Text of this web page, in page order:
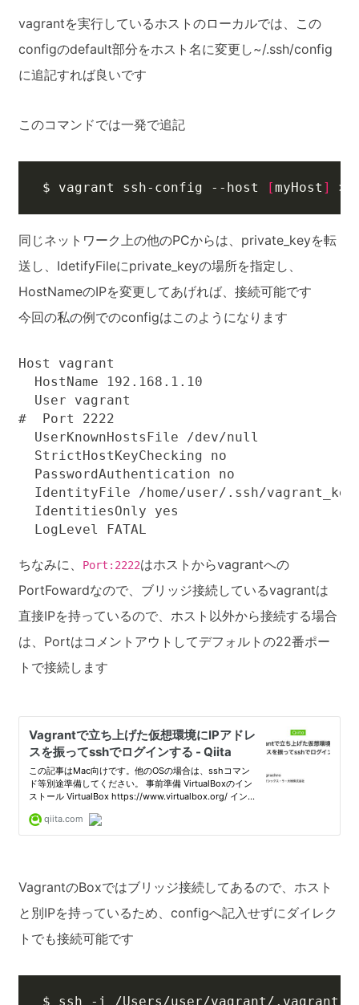
vagrantを実行しているホストのローカルでは、この
configのdefault部分をホスト名に変更し~/.ssh/config
に追記すれば良いです
このコマンドでは一発で追記
$ vagrant ssh-config --host [myHost ]
同じネットワーク上の他のPCからは、private_keyを転
送し、IdetifyFileにprivate_keyの場所を指定し、
HostNameのIPを変更してあげれば、接続可能です
今回の私の例でのconfigはこのようになります
Host vagrant
  HostName 192.168.1.10
  User vagrant
#  Port 2222
  UserKnownHostsFile /dev/null
  StrictHostKeyChecking no
  PasswordAuthentication no
IdentityFile /home/user/.ssh/vagrant_key
  IdentitiesOnly yes
  LogLevel FATAL
ちなみに、 Port:2222はホストからvagrantへの
PortFowardなので、ブリッジ接続しているvagrantは
直接IPを持っているので、ホスト以外から接続する場合
は、Portはコメントアウトしてデフォルトの22番ポー
トで接続します
VagrantのBoxではブリッジ接続してあるので、ホスト
と別IPを持っているため、configへ記入せずにダイレク
トでも接続可能です
$ ssh -i /Users/user/vagrant/.vagrant/